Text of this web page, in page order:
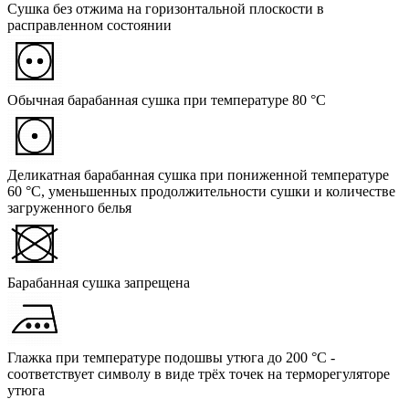
Сушка без отжима на горизонтальной плоскости в
расправленном состоянии
Обычная барабанная сушка при температуре 80 °C
Деликатная барабанная сушка при пониженной температуре
60 °C, уменьшенных продолжительности сушки и количестве
загруженного белья
Барабанная сушка запрещена
Глажка при температуре подошвы утюга до 200 °C -
соответствует символу в виде трёх точек на терморегуляторе
утюга